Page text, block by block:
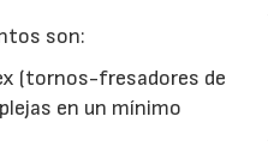
son:
(tornos-fresadores de
en un mínimo